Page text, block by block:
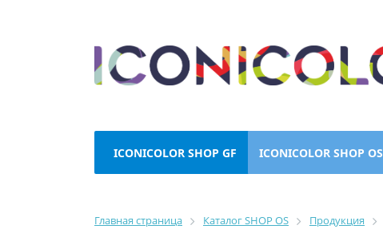
ICONICOLOR SHOP GF ICONICOLOR SHOP OS
Главная страница Каталог SHOP OS Продукция